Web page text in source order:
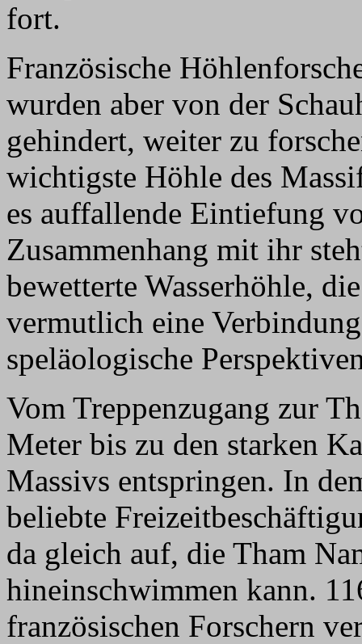
fort.
Französische
wurden aber von der
gehindert, weiter zu
wichtigste Höhle des
es auffallende Eintiefung
Zusammenhang mit ihr
bewetterte Wasserhöhle,
vermutlich eine
speläologische
Vom Treppenzugang zur
Meter bis zu den starken
Massivs entspringen. In
beliebte
da gleich auf, die Tham
hineinschwimmen kann.
französischen Forschern